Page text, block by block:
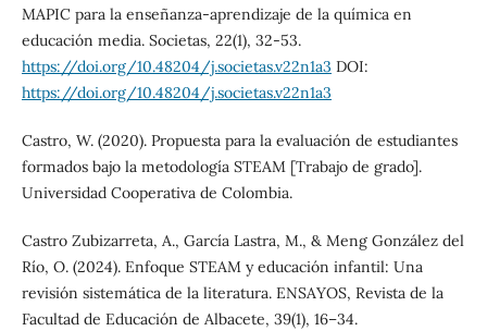
MAPIC para la enseñanza-aprendizaje de la química en
educación media. Societas, 22(1), 32-53.
https://doi.org/10.48204/j.societas.v22n1a3 DOI:
https://doi.org/10.48204/j.societas.v22n1a3
Castro, W. (2020). Propuesta para la evaluación de estudiantes
formados bajo la metodología STEAM [Trabajo de grado].
Universidad Cooperativa de Colombia.
Castro Zubizarreta, A., García Lastra, M., & Meng González del
Río, O. (2024). Enfoque STEAM y educación infantil: Una
revisión sistemática de la literatura. ENSAYOS, Revista de la
Facultad de Educación de Albacete, 39(1), 16–34.